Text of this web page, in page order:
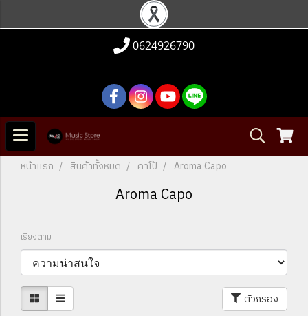
0624926790
หน้าแรก สินค้าทั้งหมด คาโป้ Aroma Capo
Aroma Capo
เรียงตาม
ตัวกรอง